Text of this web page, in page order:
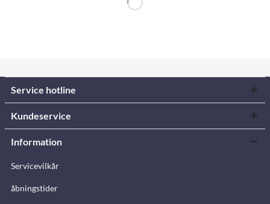
Service hotline
Kundeservice
Information
Servicevilkår
åbningstider